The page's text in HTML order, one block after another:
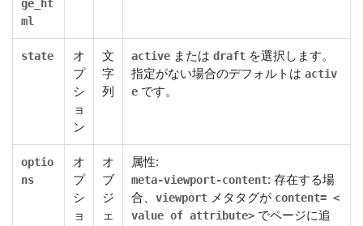
ge_ht
ml
state
オ
プ
シ
ョ
ン
文
字
列
active または draft を選択します。
指定がない場合のデフォルトは activ
e です。
optio
ns
オ
プ
シ
ョ
オ
ブ
ジ
ェ
属性:
meta-viewport-content: 存在する場
合、
viewport メタタグが content= <
value of attribute> でページに追